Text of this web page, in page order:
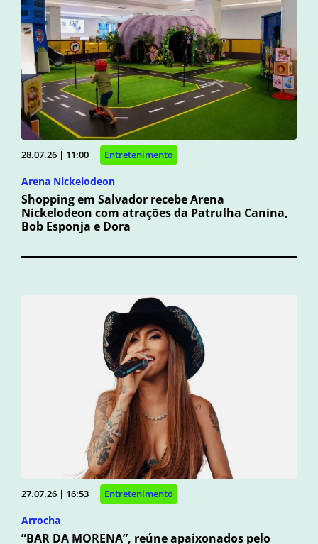
28.07.26 | 11:00 Entretenimento
Arena Nickelodeon
Shopping em Salvador recebe Arena
Nickelodeon com atrações da Patrulha Canina,
Bob Esponja e Dora
27.07.26 | 16:53 Entretenimento
Arrocha
”BAR DA MORENA”, reúne apaixonados pelo